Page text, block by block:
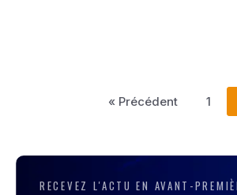
« Précédent 1
RECEVEZ L'ACTU EN AVANT-